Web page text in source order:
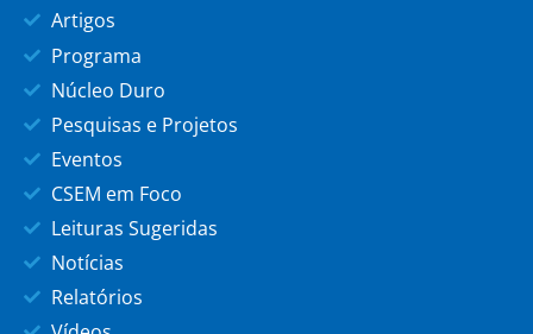
Artigos
Programa
Núcleo Duro
Pesquisas e Projetos
Eventos
CSEM em Foco
Leituras Sugeridas
Notícias
Relatórios